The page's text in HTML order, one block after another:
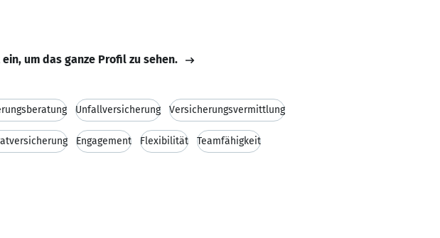
um das ganze Profil zu sehen.
Unfallversicherung Versicherungsvermittlung
Engagement Flexibilität Teamfähigkeit